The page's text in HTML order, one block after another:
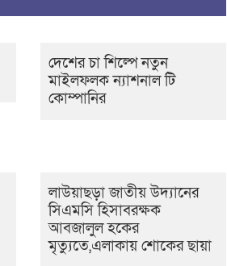
দেশের চা শিল্পে নতুন
মাইলফলক ন্যাশনাল টি
কোম্পানির
লাউয়াছড়া জাতীয় উদ্যানের
সিএমসি হিসাবরক্ষক
আবজালুল হকের
মৃত্যুতে,এলাকায় শোকের ছায়া